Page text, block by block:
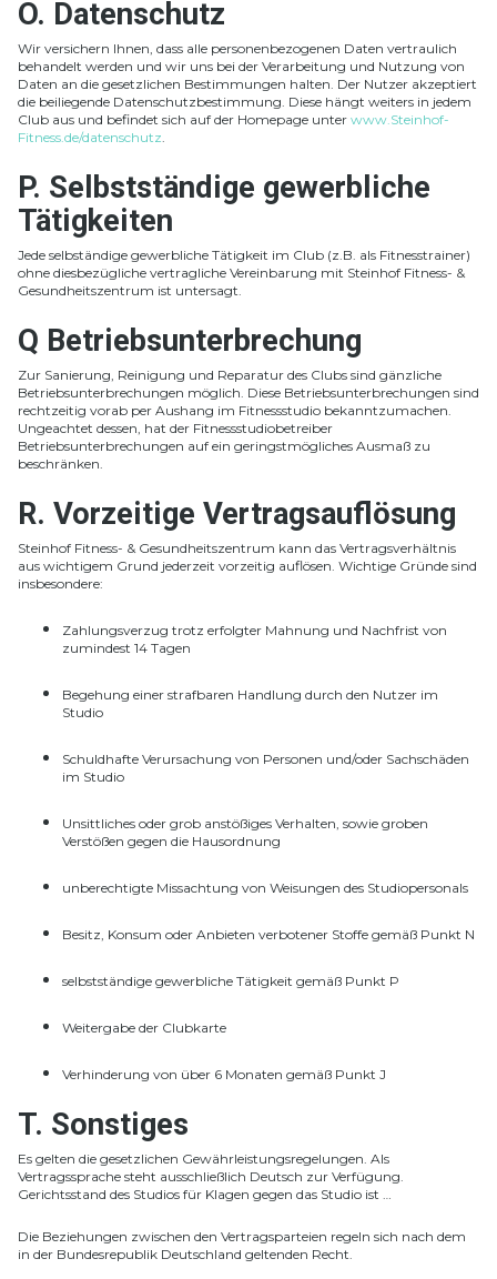
O. Datenschutz
Wir versichern Ihnen, dass alle personenbezogenen Daten vertraulich
behandelt werden und wir uns bei der Verarbeitung und Nutzung von
Daten an die gesetzlichen Bestimmungen halten. Der Nutzer akzeptiert
die beiliegende Datenschutzbestimmung. Diese hängt weiters in jedem
Club aus und befindet sich auf der Homepage unter www.Steinhof-
Fitness.de/datenschutz.
P. Selbstständige gewerbliche
Tätigkeiten
Jede selbständige gewerbliche Tätigkeit im Club (z.B. als Fitnesstrainer)
ohne diesbezügliche vertragliche Vereinbarung mit Steinhof Fitness- &
Gesundheitszentrum ist untersagt.
Q Betriebsunterbrechung
Zur Sanierung, Reinigung und Reparatur des Clubs sind gänzliche
Betriebsunterbrechungen möglich. Diese Betriebsunterbrechungen sind
rechtzeitig vorab per Aushang im Fitnessstudio bekanntzumachen.
Ungeachtet dessen, hat der Fitnessstudiobetreiber
Betriebsunterbrechungen auf ein geringstmögliches Ausmaß zu
beschränken.
R. Vorzeitige Vertragsauflösung
Steinhof Fitness- & Gesundheitszentrum kann das Vertragsverhältnis
aus wichtigem Grund jederzeit vorzeitig auflösen. Wichtige Gründe sind
insbesondere:
Zahlungsverzug trotz erfolgter Mahnung und Nachfrist von
zumindest 14 Tagen
Begehung einer strafbaren Handlung durch den Nutzer im
Studio
Schuldhafte Verursachung von Personen und/oder Sachschäden
im Studio
Unsittliches oder grob anstößiges Verhalten, sowie groben
Verstößen gegen die Hausordnung
unberechtigte Missachtung von Weisungen des Studiopersonals
Besitz, Konsum oder Anbieten verbotener Stoffe gemäß Punkt N
selbstständige gewerbliche Tätigkeit gemäß Punkt P
Weitergabe der Clubkarte
Verhinderung von über 6 Monaten gemäß Punkt J
T. Sonstiges
Es gelten die gesetzlichen Gewährleistungsregelungen. Als
Vertragssprache steht ausschließlich Deutsch zur Verfügung.
Gerichtsstand des Studios für Klagen gegen das Studio ist …
Die Beziehungen zwischen den Vertragsparteien regeln sich nach dem
in der Bundesrepublik Deutschland geltenden Recht.